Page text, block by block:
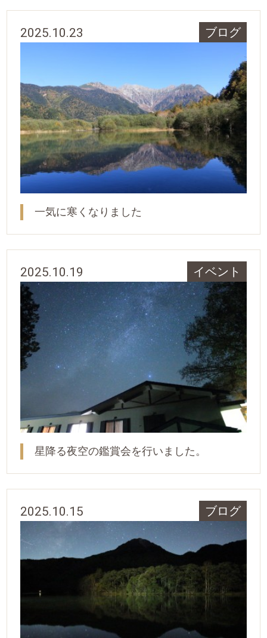
2025.10.23 ブログ
一気に寒くなりました
2025.10.19 イベント
星降る夜空の鑑賞会を行いました。
2025.10.15 ブログ